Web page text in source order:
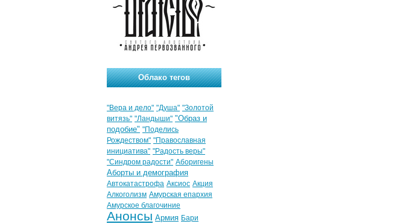
Облако тегов
"Вера и дело" "Душа" "Золотой
витязь" "Ландыши" "Образ и
подобие" "Поделись
Рождеством" "Православная
инициатива" "Радость веры"
"Синдром радости" Аборигены
Аборты и демография
Автокатастрофа Аксиос Акция
Алкоголизм Амурская епархия
Амурское благочиние
Анонсы Армия Бари